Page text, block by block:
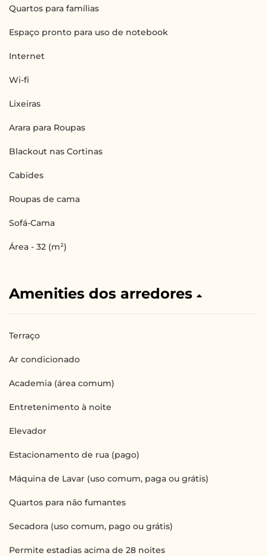
Quartos para famílias
Espaço pronto para uso de notebook
Internet
Wi-fi
Lixeiras
Arara para Roupas
Blackout nas Cortinas
Cabides
Roupas de cama
Sofá-Cama
Área - 32 (m²)
Amenities dos arredores
Terraço
Ar condicionado
Academia (área comum)
Entretenimento à noite
Elevador
Estacionamento de rua (pago)
Máquina de Lavar (uso comum, paga ou grátis)
Quartos para não fumantes
Secadora (uso comum, pago ou grátis)
Permite estadias acima de 28 noites